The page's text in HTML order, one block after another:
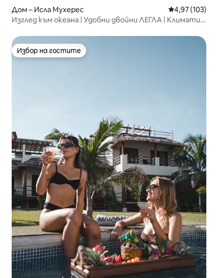
Дом – Исла Мухерес Средна
4,97 (103)
Изглед към океана | Удобни двойни ЛЕГЛА | Климатик
Избор на гостите
Избор на гостите